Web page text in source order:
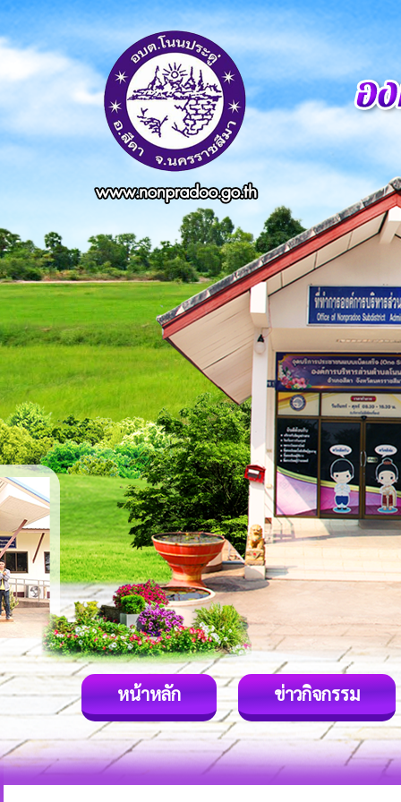
หน้าหลัก ข่าวกิจกรรม